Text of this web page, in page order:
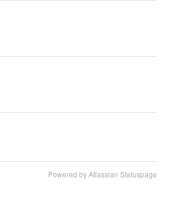
Powered by Atlassian Statuspage